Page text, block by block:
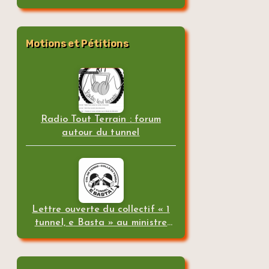
Motions et Pétitions
Radio Tout Terrain : forum
autour du tunnel
Lettre ouverte du collectif « 1
tunnel, e Basta » au ministre